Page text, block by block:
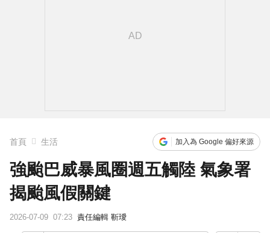
首頁 生活 加入為 Google 偏好來源
強颱巴威暴風圈週五觸陸 氣象署
揭颱風假關鍵
2026-07-09 07:23 責任編輯 靳璦